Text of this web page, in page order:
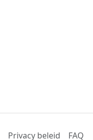
Privacy beleid FAQ